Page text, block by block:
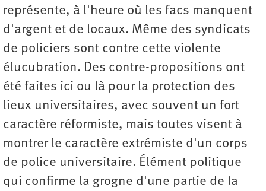
représente, à l'heure où les facs manquent
d'argent et de locaux. Même des syndicats
de policiers sont contre cette violente
élucubration. Des contre-propositions ont
été faites ici ou là pour la protection des
lieux universitaires, avec souvent un fort
caractère réformiste, mais toutes visent à
montrer le caractère extrémiste d'un corps
de police universitaire. Élément politique
qui confirme la grogne d'une partie de la